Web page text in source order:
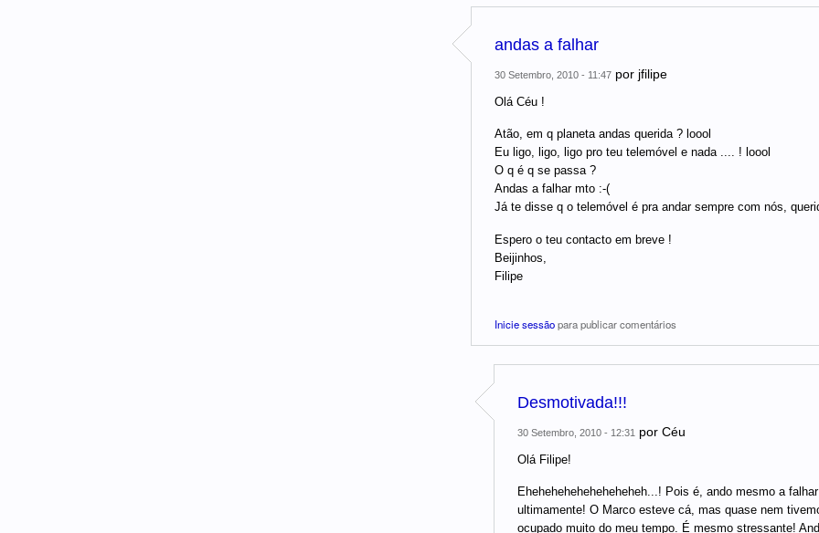
andas a falhar
30 Setembro, 2010 - 11:47por jfilipe
Olá Céu !
Atão, em q planeta andas querida ? loool
Eu ligo, ligo, ligo pro teu telemóvel e nada .... ! loool
O q é q se passa ?
Andas a falhar mto :-(
Já te disse q o telemóvel é pra andar sempre com nós,
Espero o teu contacto em breve !
Beijinhos,
Filipe
Inicie sessãopara publicar comentários
Desmotivada!!!
30 Setembro, 2010 - 12:31 por Céu
Olá Filipe!
Eheheheheheheheheheh...! Pois é, ando mesmo a
ultimamente! O Marco esteve cá, mas quase nem
ocupado muito do meu tempo. É mesmo stressante!